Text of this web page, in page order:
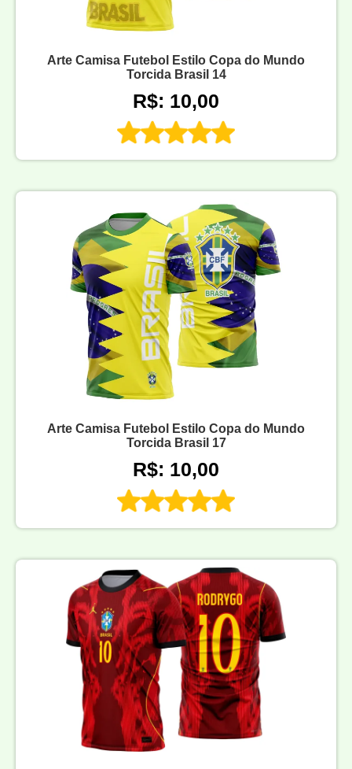
Arte Camisa Futebol Estilo Copa do Mundo
Torcida Brasil 14
R$: 10,00
Arte Camisa Futebol Estilo Copa do Mundo
Torcida Brasil 17
R$: 10,00